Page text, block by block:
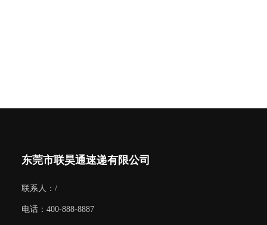
东莞市联昊通速递有限公司
联系人：/
电话：400-888-8887